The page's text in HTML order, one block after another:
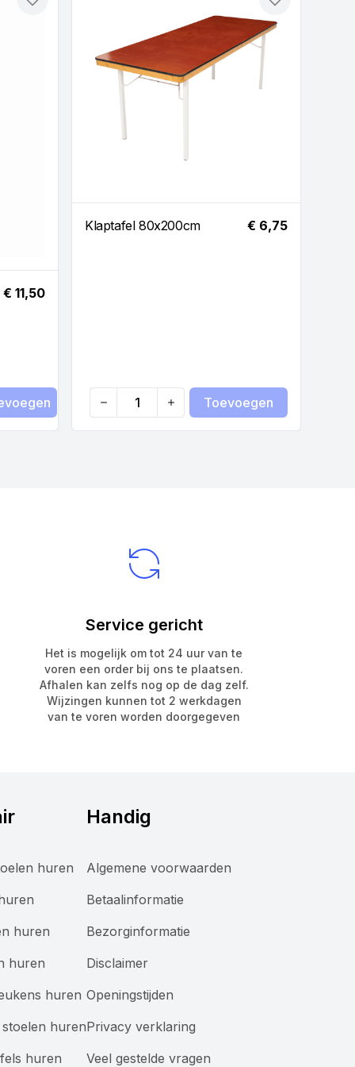
€ 11,50
Toevoegen
Klaptafel 80x200cm € 6,75
Toevoegen
Quantity
Toevoegen
Service gericht
Het is mogelijk om tot 24 uur van te
voren een order bij ons te plaatsen.
Afhalen kan zelfs nog op de dag zelf.
Wijzingen kunnen tot 2 werkdagen
van te voren worden doorgegeven
huren
huren
huren
huren
huren
huren
Handig
Algemene voorwaarden
Betaalinformatie
Bezorginformatie
Disclaimer
Openingstijden
Privacy verklaring
Veel gestelde vragen